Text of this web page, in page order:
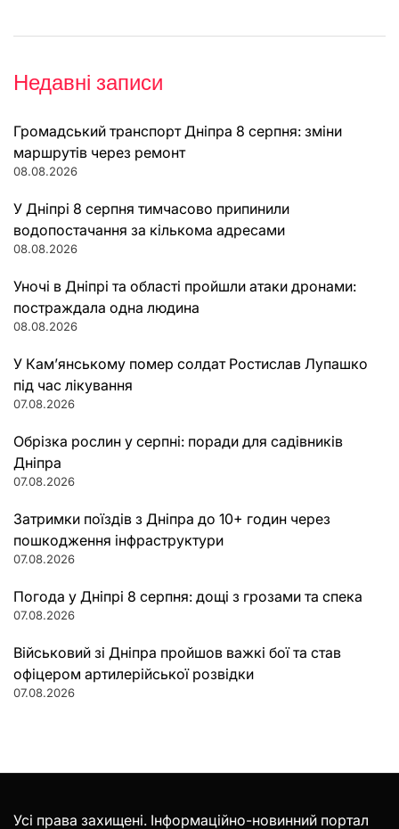
Недавні записи
Громадський транспорт Дніпра 8 серпня: зміни
маршрутів через ремонт
08.08.2026
У Дніпрі 8 серпня тимчасово припинили
водопостачання за кількома адресами
08.08.2026
Уночі в Дніпрі та області пройшли атаки дронами:
постраждала одна людина
08.08.2026
У Кам’янському помер солдат Ростислав Лупашко
під час лікування
07.08.2026
Обрізка рослин у серпні: поради для садівників
Дніпра
07.08.2026
Затримки поїздів з Дніпра до 10+ годин через
пошкодження інфраструктури
07.08.2026
Погода у Дніпрі 8 серпня: дощі з грозами та спека
07.08.2026
Військовий зі Дніпра пройшов важкі бої та став
офіцером артилерійської розвідки
07.08.2026
Усі права захищені. Інформаційно-новинний портал